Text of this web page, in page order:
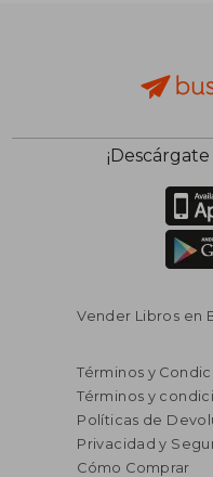
Vender Libros en
Términos y
Términos y
Políticas de
Privacidad y
Cómo Comprar